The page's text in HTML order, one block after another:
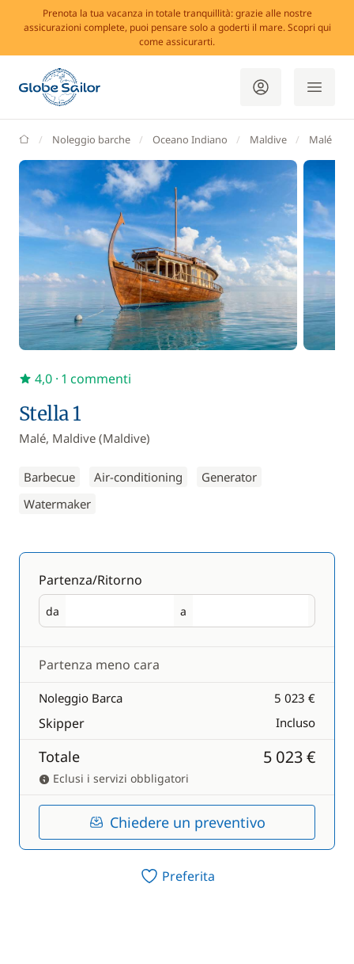
Prenota la tua vacanza in totale tranquillità: grazie alle nostre
assicurazioni complete, puoi pensare solo a goderti il mare. Scopri qui
come assicurarti.
GlobeSailor
Noleggio barche Oceano Indiano Maldive Malé
Stella 1
Malé, Maldive (Maldive)
Barbecue Air-conditioning
Generator
Watermaker
4,0 · 1 commenti
Partenza/Ritorno
da
Partenza a
Ritorno
Partenza meno cara
Noleggio Barca 5 023 €
Skipper Incluso
Totale 5 023 €
Eclusi i servizi obbligatori
Chiedere un preventivo
Preferita